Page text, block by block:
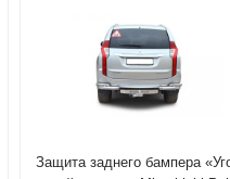
Защита заднего бампера